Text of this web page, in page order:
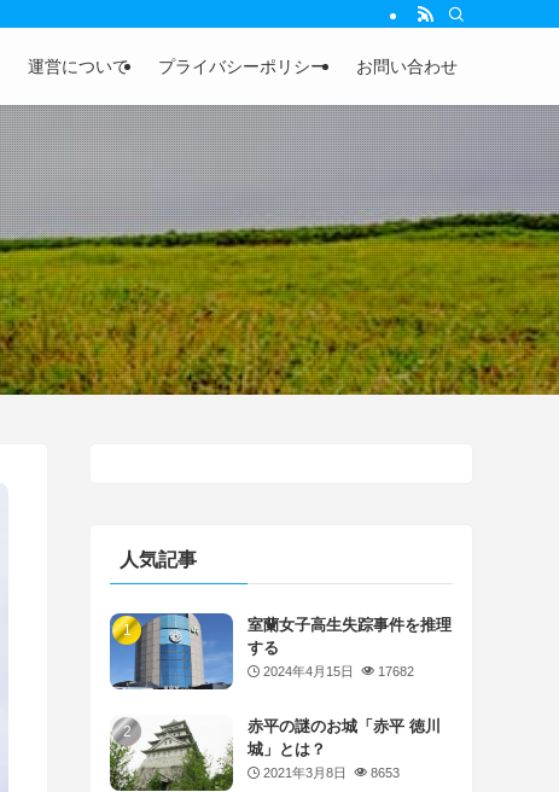
運営について プライバシーポリシー お問い合わせ
人気記事
室蘭女子高生失踪事件を推理
する
2024年4月15日 17682
赤平の謎のお城「赤平 徳川
城」とは？
2021年3月8日 8653